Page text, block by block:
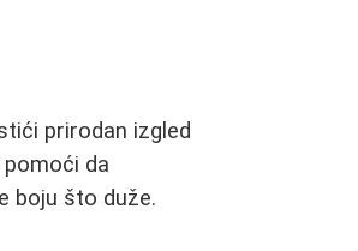
prirodan izgled
da
boju što duže.